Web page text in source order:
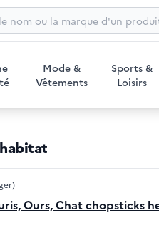
Mode &
Vêtements
Sports &
Loisirs
Ours, Chat